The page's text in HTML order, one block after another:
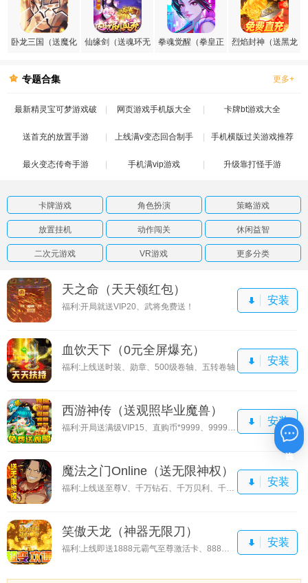
卧龙三国（送魔化
仙缘剑（送魂环无
拳魂觉醒（拳皇正
烈焰封神（送黑龙
专题合集 更多+
最新精灵宝可梦游戏破
解版
网页游戏手机版大全 卡牌bt游戏大全
送首充的放置手游 上线满v变态回合制手
游
手机横版过关游戏推荐
最火变态传奇手游 手机满vip游戏 升级靠打怪手游
卡牌游戏 角色扮演 策略游戏
放置挂机 动作闯关 休闲益智
二次元游戏 VR游戏 更多分类
天之命（天天领红包）
福利:开局就送VIP20、武将免费送！
安装
血饮天下（0元全屏爆充）
福利:上线送时装、勋章、500级卷轴、五转卷轴
安装
西游神传（送观照毕业魔兽）
安装
魔法之门Online（送无限神权）
安装
笑傲天龙（神器无限刀）
安装